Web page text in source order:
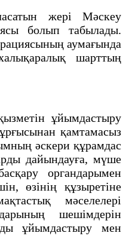
жері Мәскеу
болып табылады.
аумағында
шарттың
ұйымдастыру
қамтамасыз
әскери құрамдас
дайындауға, мүше
органдарымен
өзінің құзыретіне
мәселелері
шешімдерін
ұйымдастыру мен